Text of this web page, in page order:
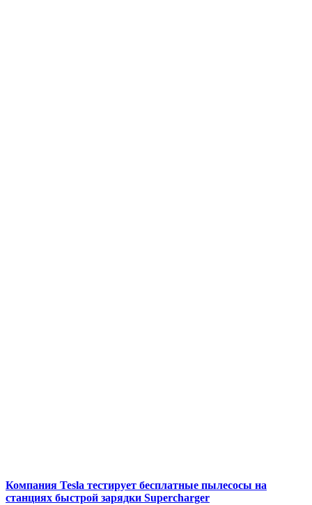
Компания Tesla тестирует бесплатные пылесосы на
станциях быстрой зарядки Supercharger